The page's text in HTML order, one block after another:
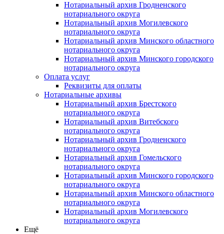
Нотариальный архив Гродненского
нотариального округа
Нотариальный архив Могилевского
нотариального округа
Нотариальный архив Минского областного
нотариального округа
Нотариальный архив Минского городского
нотариального округа
Оплата услуг
Реквизиты для оплаты
Нотариальные архивы
Нотариальный архив Брестского
нотариального округа
Нотариальный архив Витебского
нотариального округа
Нотариальный архив Гродненского
нотариального округа
Нотариальный архив Гомельского
нотариального округа
Нотариальный архив Минского городского
нотариального округа
Нотариальный архив Минского областного
нотариального округа
Нотариальный архив Могилевского
нотариального округа
Ещё